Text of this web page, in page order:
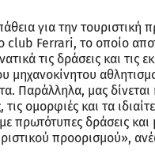
για την
club Ferrari, το οποίο
τις δράσεις και τις
μηχανοκίνητου
Παράλληλα, μας
ομορφιές και τα
πρωτότυπες δράσεις
προορισμού»,